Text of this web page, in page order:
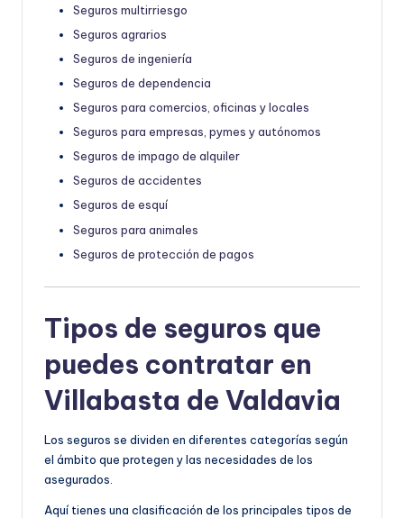
Seguros multirriesgo
Seguros agrarios
Seguros de ingeniería
Seguros de dependencia
Seguros para comercios, oficinas y locales
Seguros para empresas, pymes y autónomos
Seguros de impago de alquiler
Seguros de accidentes
Seguros de esquí
Seguros para animales
Seguros de protección de pagos
Tipos de seguros que
puedes contratar en
Villabasta de Valdavia
Los seguros se dividen en diferentes categorías según
el ámbito que protegen y las necesidades de los
asegurados.
Aquí tienes una clasificación de los principales tipos de